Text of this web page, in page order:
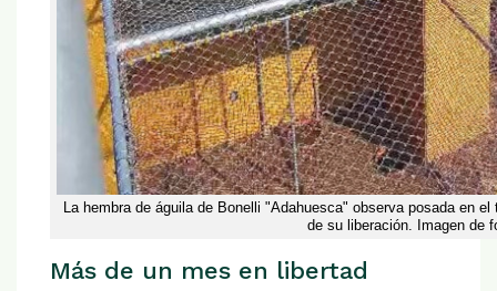
La hembra de águila de Bonelli "Adahuesca" observa posada en
de su liberación. Imagen de
Más de un mes en libertad